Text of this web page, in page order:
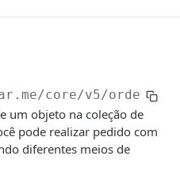
(Dados de
core/v5/orders
um objeto na coleção de
pode realizar pedido com
diferentes meios de